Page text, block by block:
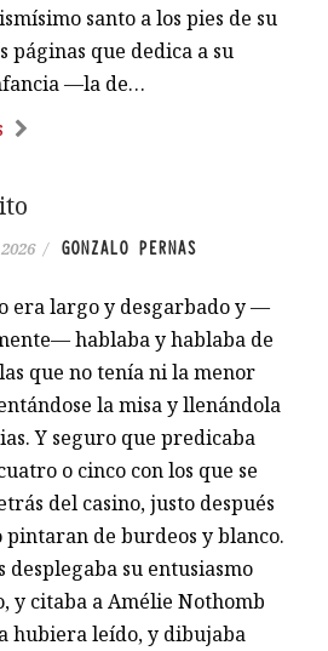
santo a los pies de su
páginas que dedica a su
—la de…
/ GONZALO PERNAS
era largo y desgarbado y —
hablaba y hablaba de
que no tenía ni la menor
la misa y llenándola
Y seguro que predicaba
o cinco con los que se
del casino, justo después
pintaran de burdeos y blanco.
desplegaba su entusiasmo
y citaba a Amélie Nothomb
hubiera leído, y dibujaba